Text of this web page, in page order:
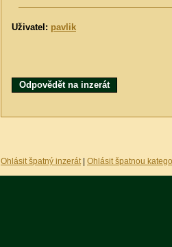
Uživatel: pavlik
Odpovědět na inzerát
Ohlásit špatný inzerát Ohlásit špatnou